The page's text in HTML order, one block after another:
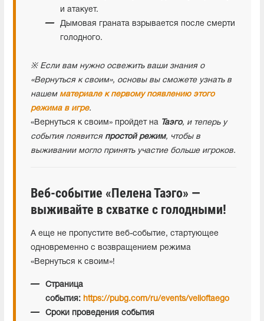
и атакует.
Дымовая граната взрывается после смерти
голодного.
※ Если вам нужно освежить ваши знания о
«Вернуться к своим», основы вы сможете узнать в
нашем материале к первому появлению этого
режима в игре.
«Вернуться к своим» пройдет на Таэго, и теперь у
события появится простой режим, чтобы в
выживании могло принять участие больше игроков.
Веб-событие «Пелена Таэго» —
выживайте в схватке с голодными!
А еще не пропустите веб-событие, стартующее
одновременно с возвращением режима
«Вернуться к своим»!
Страница
события: https://pubg.com/ru/events/veiloftaego
Сроки проведения события